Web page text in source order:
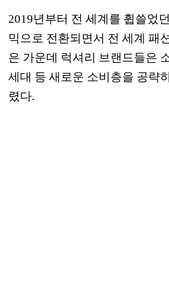
2019년부터 전 세계를 휩쓸었
믹으로 전환되면서 전 세계 패
은 가운데 럭셔리 브랜드들은
세대 등 새로운 소비층을 공략
렸다.